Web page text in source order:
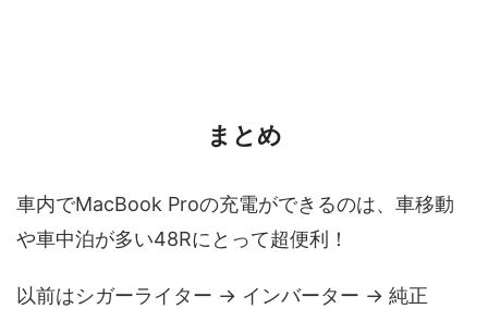
まとめ
車内でMacBook Proの充電ができるのは、車移動
や車中泊が多い48Rにとって超便利！
以前はシガーライター → インバーター → 純正